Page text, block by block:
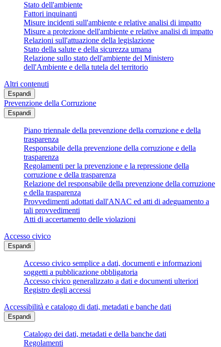
Stato dell'ambiente
Fattori inquinanti
Misure incidenti sull'ambiente e relative analisi di impatto
Misure a protezione dell'ambiente e relative analisi di impatto
Relazioni sull'attuazione della legislazione
Stato della salute e della sicurezza umana
Relazione sullo stato dell'ambiente del Ministero
dell'Ambiente e della tutela del territorio
Altri contenuti
Espandi
Prevenzione della Corruzione
Espandi
Piano triennale della prevenzione della corruzione e della
trasparenza
Responsabile della prevenzione della corruzione e della
trasparenza
Regolamenti per la prevenzione e la repressione della
corruzione e della trasparenza
Relazione del responsabile della prevenzione della corruzione
e della trasparenza
Provvedimenti adottati dall'ANAC ed atti di adeguamento a
tali provvedimenti
Atti di accertamento delle violazioni
Accesso civico
Espandi
Accesso civico semplice a dati, documenti e informazioni
soggetti a pubblicazione obbligatoria
Accesso civico generalizzato a dati e documenti ulteriori
Registro degli accessi
Accessibilità e catalogo di dati, metadati e banche dati
Espandi
Catalogo dei dati, metadati e della banche dati
Regolamenti